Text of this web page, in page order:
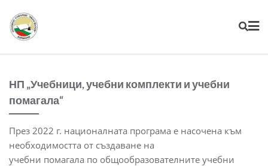
НП „Учебници, учебни комплекти и учебни
помагала“
През 2022 г. националната програма е насочена към
необходимостта от създаване на
учебни помагала по общообразователните учебни